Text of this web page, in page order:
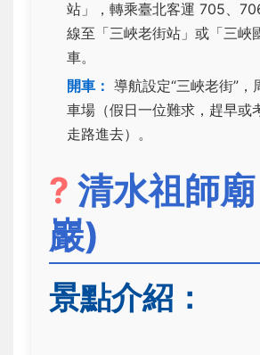
站」，轉乘臺北客運 705、
線至「三峽老街站」或「三峽
車。
開車： 導航設定“三峽老街”，
車場（假日一位難求，趕早或
走路進去）。
? 清水祖師
巖)
景點介紹：